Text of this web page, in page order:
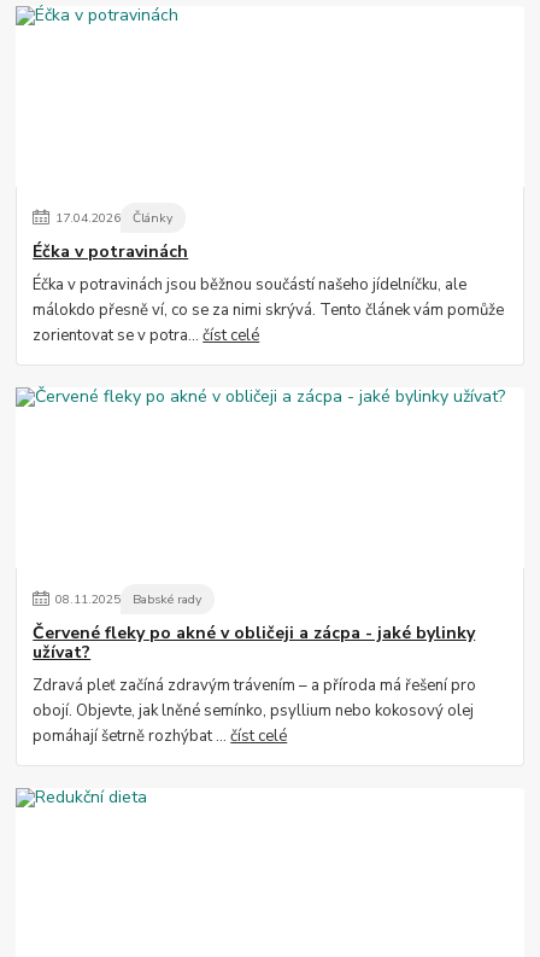
17.04.2026 Články
Éčka v potravinách
Éčka v potravinách jsou běžnou součástí našeho jídelníčku, ale
málokdo přesně ví, co se za nimi skrývá. Tento článek vám pomůže
zorientovat se v potra...číst celé
08.11.2025 Babské rady
Červené fleky po akné v obličeji a zácpa - jaké bylinky
užívat?
Zdravá pleť začíná zdravým trávením – a příroda má řešení pro
obojí. Objevte, jak lněné semínko, psyllium nebo kokosový olej
pomáhají šetrně rozhýbat ...číst celé